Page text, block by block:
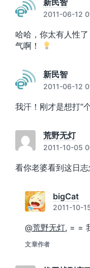
新民智
2011-06-12
哈哈，你太有人性
气啊！
新民智
2011-06-12
我汗！刚才是想打“
荒野无灯
2011-10-05
看你老婆看到这日
bigCat
2011-10-
@荒野无灯, = =
文章作者